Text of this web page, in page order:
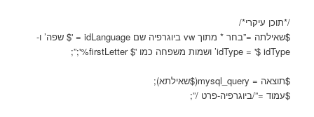
/*תוכן עיקרי*/
$שאילתה =”בחר * מתוך vw ביוגרפיה שם idLanguage = '$ שפה’ ו-
idType = '$ idType’ ושמות משפחה כמו '$ firstLetter%';”;
$תוצאה = mysql_query($שאילתא);
$עמוד =”/ביוגרפיה-פרט /”;